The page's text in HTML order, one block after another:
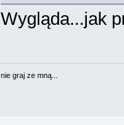
Wygląda...jak
nie graj ze mną...